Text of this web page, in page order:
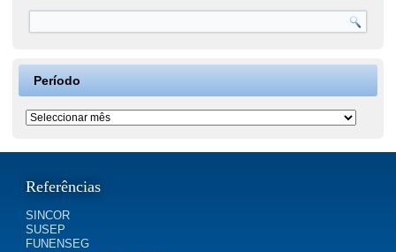
Período
Período
Referências
SINCOR
SUSEP
FUNENSEG